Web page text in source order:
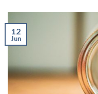
12
Jun